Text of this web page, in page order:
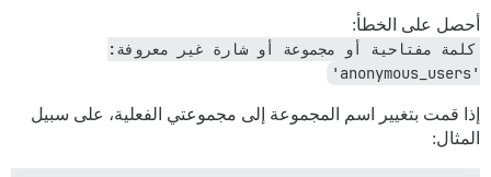
أحصل على الخطأ:
'anonymous_users'
إذا قمت بتغيير اسم المجموعة إلى مجموعتي الفعلية، على سبيل
المثال: